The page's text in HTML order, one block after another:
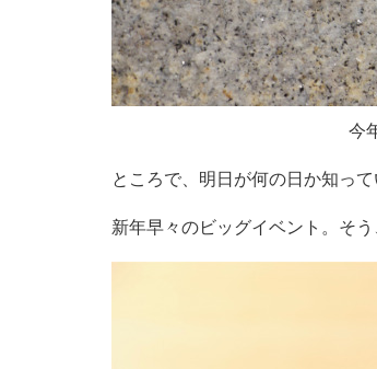
今
ところで、明日が何の日か知っ
新年早々のビッグイベント。そ